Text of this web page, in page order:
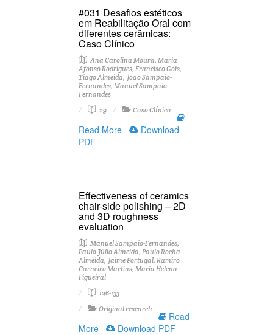
#031 Desafios estéticos
em Reabilitação Oral com
diferentes cerâmicas:
Caso Clínico
Ana Carolina Moura, Maria
Afonso Rodrigues, Francisco Gois,
Tiago Almeida, João Sampaio-
Fernandes, Manuel Sampaio-
Fernandes
29
Caso ClÍnico
Read More
Download
PDF
Effectiveness of ceramics
chair-side polishing – 2D
and 3D roughness
evaluation
Manuel Sampaio-Fernandes,
Paulo Júlio Almeida, Paulo Rocha
Almeida, Jaime Portugal, Ramiro
Carneiro Martins, Maria Helena
Figueiral
126-133
Original research
Read
More
Download PDF